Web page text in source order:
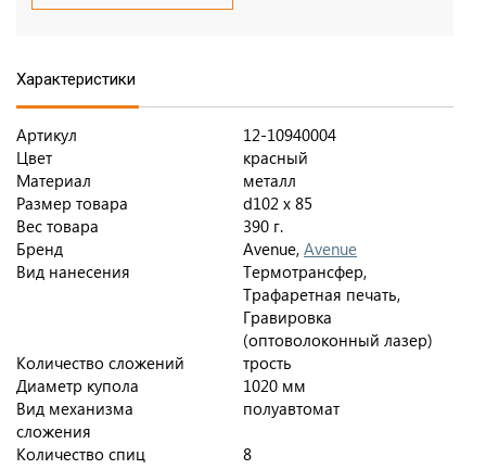
Характеристики
Артикул
12-10940004
Цвет
красный
Материал
металл
Размер товара
d102 x 85
Вес товара
390 г.
Бренд
Avenue, Avenue
Вид нанесения
Термотрансфер,
Трафаретная печать,
Гравировка
(оптоволоконный лазер)
Количество сложений
трость
Диаметр купола
1020 мм
Вид механизма
сложения
полуавтомат
Количество спиц 8